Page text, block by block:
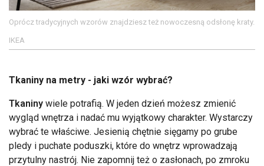
Oprócz tradycyjnych wzorów znajdziesz też nowoczesną odsłonę kraty.
IKEA
Tkaniny na metry - jaki wzór wybrać?
Tkaniny wiele potrafią. W jeden dzień możesz zmienić
wygląd wnętrza i nadać mu wyjątkowy charakter. Wystarczy
wybrać te właściwe. Jesienią chętnie sięgamy po grube
pledy i puchate poduszki, które do wnętrz wprowadzają
przytulny nastrój. Nie zapomnij też o zasłonach, po zmroku